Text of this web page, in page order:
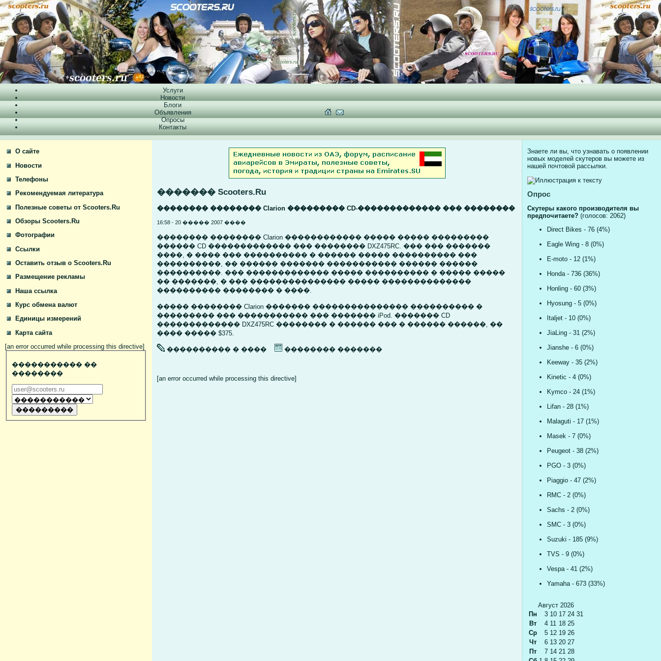
Услуги
Новости
Блоги
Объявления
Опросы
Контакты
О сайте
Новости
Телефоны
Рекомендуемая литература
Полезные советы от Scooters.Ru
Обзоры Scooters.Ru
Фотографии
Ссылки
Оставить отзыв о Scooters.Ru
Размещение рекламы
Наша ссылка
Курс обмена валют
Единицы измерений
Карта сайта
[an error occurred while processing this directive]
����������� ��
��������
������� Scooters.Ru
�������� �������� Clarion ��������� CD-������������� ��� ��������
16:58 - 20 ����� 2007 ����
�������� �������� Clarion ������������ ����� ����� ���������
������ CD ������������� ��� �������� DXZ475RC. ��� ��� �������
����, � ���� ��� ���������� � ������ ����� ���������� ���
����������, �� ������ ������� ����������� ������ ������
����������. ��� ������������� ����� ���������� � ����� �����
�� �������, � ��� ��������������� ����� ��������������
���������� �������� � ����.
����� �������� Clarion ������� ��������������� ���������� �
��������� ��� ����������� ��� ������� iPod. ������� CD
������������� DXZ475RC �������� � ������ ��� � ������ ������, ��
���� ����� $375.
���������� � ���� �������� �������
[an error occurred while processing this directive]
Знаете ли вы, что узнавать о появлении
новых моделей скутеров вы можете из
нашей почтовой рассылки.
Опрос
Скутеры какого производителя вы
предпочитаете? (голосов: 2062)
Direct Bikes - 76 (4%)
Eagle Wing - 8 (0%)
E-moto - 12 (1%)
Honda - 736 (36%)
Honling - 60 (3%)
Hyosung - 5 (0%)
Italjet - 10 (0%)
JiaLing - 31 (2%)
Jianshe - 6 (0%)
Keeway - 35 (2%)
Kinetic - 4 (0%)
Kymco - 24 (1%)
Lifan - 28 (1%)
Malaguti - 17 (1%)
Masek - 7 (0%)
Peugeot - 38 (2%)
PGO - 3 (0%)
Piaggio - 47 (2%)
RMC - 2 (0%)
Sachs - 2 (0%)
SMC - 3 (0%)
Suzuki - 185 (9%)
TVS - 9 (0%)
Vespa - 41 (2%)
Yamaha - 673 (33%)
Август 2026
Пн
3 10 17 24 31
Вт
4 11 18 25
Ср
5 12 19 26
Чт
6 13 20 27
Пт
7 14 21 28